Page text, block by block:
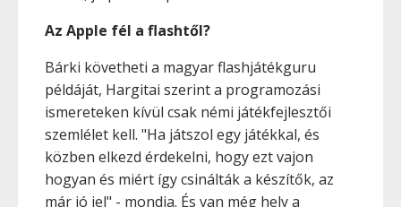
Az Apple fél a flashtől?
Bárki követheti a magyar flashjátékguru
példáját, Hargitai szerint a programozási
ismereteken kívül csak némi játékfejlesztői
szemlélet kell. "Ha játszol egy játékkal, és
közben elkezd érdekelni, hogy ezt vajon
hogyan és miért így csinálták a készítők, az
már jó jel" - mondja. És van még hely a